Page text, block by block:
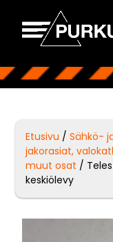
Etusivu /Sähkö-
jakorasiat,
muut osat /
keskiölevy